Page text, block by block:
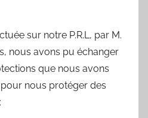
sur notre P.R.L, par M.
nous avons pu échanger
que nous avons
nous protéger des